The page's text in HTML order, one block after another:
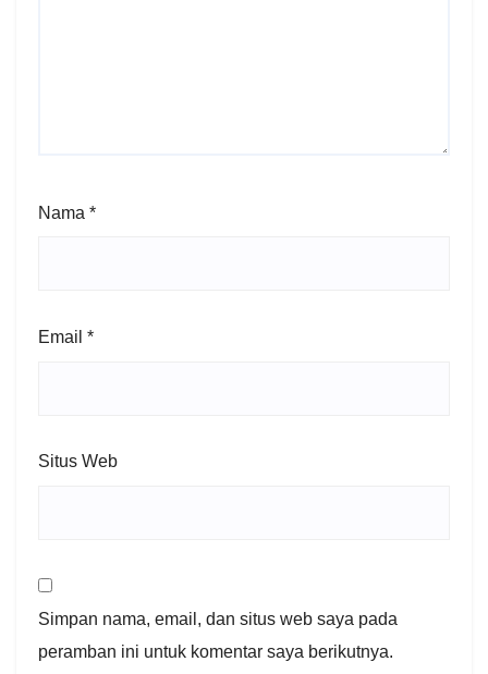
Nama *
Email *
Situs Web
Simpan nama, email, dan situs web saya pada
peramban ini untuk komentar saya berikutnya.